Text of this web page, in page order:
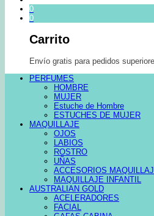
0
0
Carrito
Envío gratis para pedidos
PERFUMES
HOMBRE
MUJER
Estuche de Hombre
ESTUCHES DE MUJER
MAQUILLAJE
OJOS
LABIOS
ROSTRO
UÑAS
ACCESORIOS
MAQUILLAJE INFANTIL
AUSTRALIAN GOLD
ACELERADORES
FACIAL